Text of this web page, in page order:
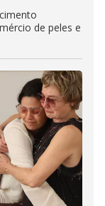
de peles e